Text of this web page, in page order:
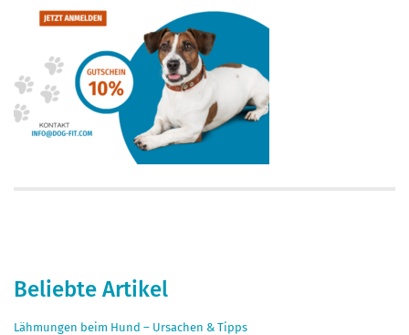
Beliebte Artikel
Lähmungen beim Hund – Ursachen & Tipps